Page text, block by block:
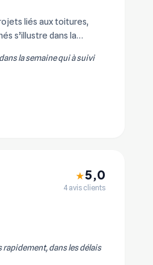
liés aux toitures,
s’illustre dans la
la semaine qui à suivi
★5,0
4 avis clients
rapidement, dans les délais